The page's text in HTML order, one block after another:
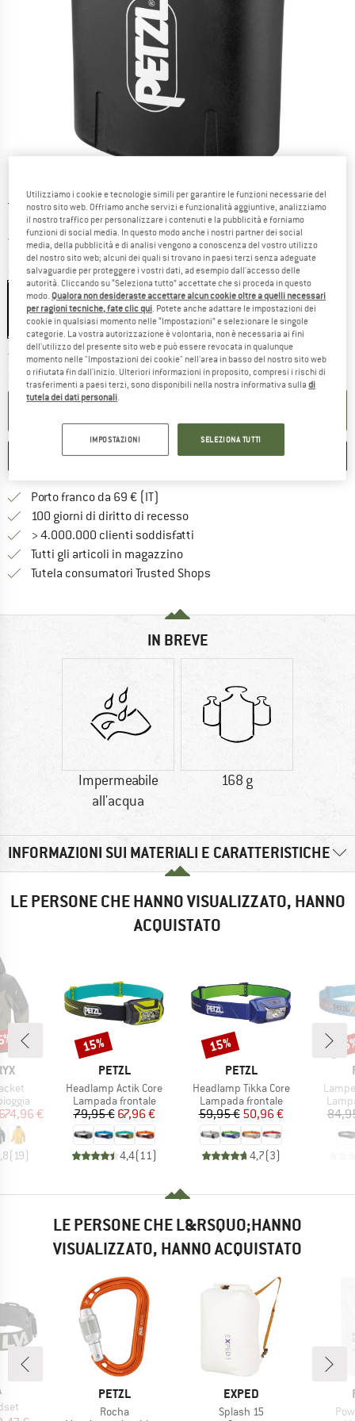
Prezzo originale :
94,95€
Prezzo:
80,71€ incl. IVA
Nessuna spesa di spedizione(IT)Italia. Informazioni sui
Colore:Black
15%
Tempi di consegna: 3-5 giorni lavorativiIl link si apre in una casella
Quantità:
ANNOTA CONFRONTA
Porto franco da 69 € (IT)
100 giorni di diritto di recessoVai alla politica di recesso qui
> 4.000.000 clienti soddisfatti
Tutti gli articoli in magazzino
Tutela consumatori Trusted Shops
IN BREVE
Impermeabile
all'acqua
168 g
INFORMAZIONI SUI MATERIALI E CARATTERISTICHE
LE PERSONE CHE HANNO VISUALIZZATO, HANNO
ACQUISTATO
ridotto
€
( 19)
MARCHIO
PETZL
Articolo
Headlamp Actik Core
Gruppo di prodotti
Lampada frontale
Prezzo
79,95 €Prezzo ridotto
67,96 €
4,4( 11)
Sconto
15%
MARCHIO
PETZL
Articolo
Headlamp Tikka Core
Gruppo di prodotti
Lampada frontale
Prezzo
59,95 €Prezzo ridotto
50,96 €
4,7(3)
Sconto
15%
LE PERSONE CHE L&RSQUO;HANNO
VISUALIZZATO, HANNO ACQUISTATO
MARCHIO
PETZL
Articolo
Rocha
MARCHIO
EXPED
Articolo
Splash 15
Utilizziamo i cookie e tecnologie simili per garantire le funzioni necessarie del
nostro sito web. Offriamo anche servizi e funzionalità aggiuntive, analizziamo
il nostro traffico per personalizzare i contenuti e la pubblicità e forniamo
funzioni di social media. In questo modo anche i nostri partner dei social
media, della pubblicità e di analisi vengono a conoscenza del vostro utilizzo
del nostro sito web; alcuni dei quali si trovano in paesi terzi senza adeguate
salvaguardie per proteggere i vostri dati, ad esempio dall'accesso delle
autorità. Cliccando su “Seleziona tutto” accettate che si proceda in questo
modo. Qualora non desideraste accettare alcun cookie oltre a quelli necessari
per ragioni tecniche, fate clic qui . Potete anche adattare le impostazioni dei
cookie in qualsiasi momento nelle “Impostazioni” e selezionare le singole
categorie. La vostra autorizzazione è volontaria, non è necessaria ai fini
dell'utilizzo del presente sito web e può essere revocata in qualunque
momento nelle "Impostazioni dei cookie" nell'area in basso del nostro sito web
o rifiutata fin dall'inizio. Ulteriori informazioni in proposito, compresi i rischi di
trasferimenti a paesi terzi, sono disponibili nella nostra informativa sulladi
tutela dei dati personali
IMPOSTAZIONI SELEZIONA TUTTI